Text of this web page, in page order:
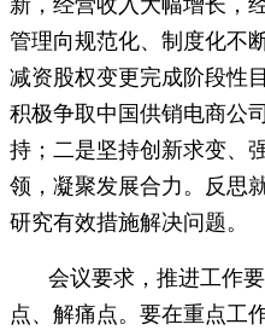
新，经营收入大幅增长，
管理向规范化、制度化不
减资股权变更完成阶段性
积极争取中国供销电商公
持；二是坚持创新求变、
领，凝聚发展合力。反思
研究有效措施解决问题。
会议要求， 推进工作
点、解痛点。要在重点工